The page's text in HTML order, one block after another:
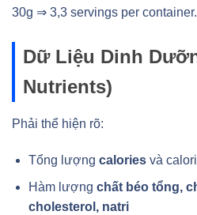
30g ⇒ 3,3 servings per container.
Dữ Liệu Dinh
Nutrients)
Phải thể hiện rõ:
Tổng lượng caloriesvà
Hàm lượng chất béo tổng,
cholesterol, natri